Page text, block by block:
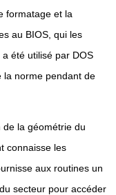
formatage et la
au BIOS, qui les
été utilisé par DOS
la norme pendant de
de la géométrie du
connaisse les
aux routines un
secteur pour accéder